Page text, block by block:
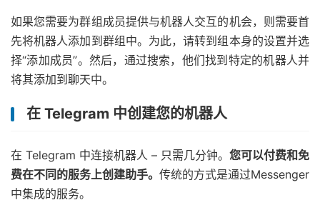
如果您需要为群组成员提供与机器人交互的机会，则需要首
先将机器人添加到群组中。为此，请转到组本身的设置并选
择“添加成员”。然后，通过搜索，他们找到特定的机器人并
将其添加到聊天中。
在 Telegram 中创建您的机器人
在 Telegram 中连接机器人 – 只需几分钟。 您可以付费和免
费在不同的服务上创建助手。 传统的方式是通过Messenger
中集成的服务。